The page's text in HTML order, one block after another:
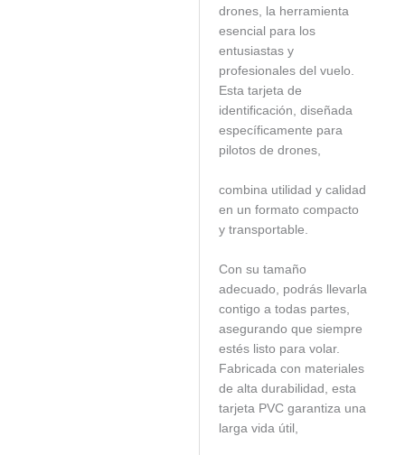
drones, la herramienta
esencial para los
entusiastas y
profesionales del vuelo.
Esta tarjeta de
identificación, diseñada
específicamente para
pilotos de drones,
combina utilidad y calidad
en un formato compacto
y transportable.
Con su tamaño
adecuado, podrás llevarla
contigo a todas partes,
asegurando que siempre
estés listo para volar.
Fabricada con materiales
de alta durabilidad, esta
tarjeta PVC garantiza una
larga vida útil,